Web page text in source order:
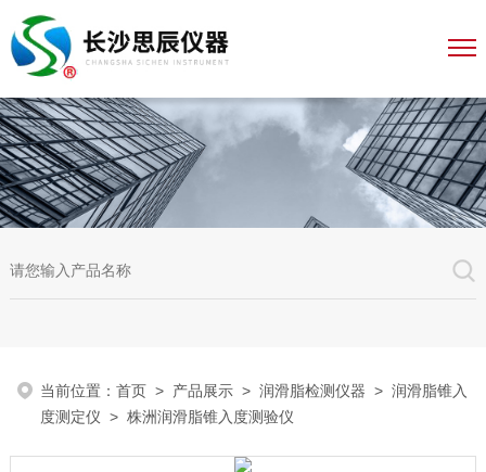
当前位置：首页 > 产品展示 >润滑脂检测仪器 >润滑脂锥入
度测定仪 > 株洲润滑脂锥入度测验仪